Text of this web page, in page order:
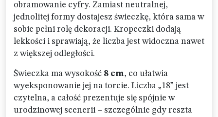
obramowanie cyfry. Zamiast neutralnej,
jednolitej formy dostajesz świeczkę, która sama w
sobie pełni rolę dekoracji. Kropeczki dodają
lekkości i sprawiają, że liczba jest widoczna nawet
z większej odległości.
Świeczka ma wysokość 8 cm, co ułatwia
wyeksponowanie jej na torcie. Liczba „18” jest
czytelna, a całość prezentuje się spójnie w
urodzinowej scenerii – szczególnie gdy reszta